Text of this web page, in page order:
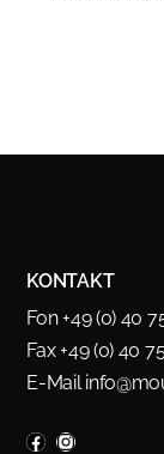
KONTAKT
Fon +49 (0) 40
Fax +49 (0) 40
E-Mail